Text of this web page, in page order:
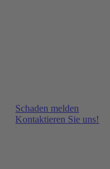
Schaden melden
Kontaktieren Sie uns!